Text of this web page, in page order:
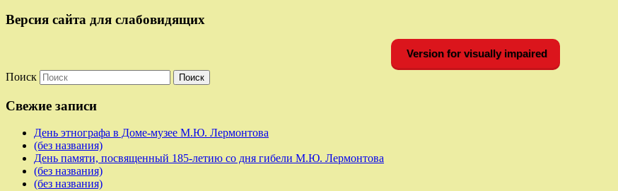
Версия сайта для слабовидящих
Version for visually impaired
Поиск
Свежие записи
День этнографа в Доме-музее М.Ю. Лермонтова
(без названия)
День памяти, посвященный 185-летию со дня гибели М.Ю. Лермонтова
(без названия)
(без названия)